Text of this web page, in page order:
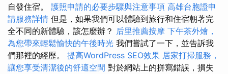
自發住宿。 護照申請的必要步驟與注意事項 高雄台胞證申
請服務詳情 但是，如果我們可以體驗到旅行和住宿朝著完
全不同的新體驗，該怎麼辦？ 后里推薦按摩 下午茶外燴，
為您帶來輕鬆愉快的午後時光 我們嘗試了一下，並告訴我
們那裡的經歷。 提高WordPress SEO效果 居家打掃服務，
讓您享受清潔後的舒適空間 對於網站上的拼寫錯誤，損失